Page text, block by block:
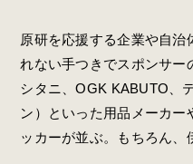
原研を応援する企業や自治
れない手つきでスポンサー
シタニ、OGK KABUTO、
ン）といった用品メーカー
ッカーが並ぶ。もちろん、